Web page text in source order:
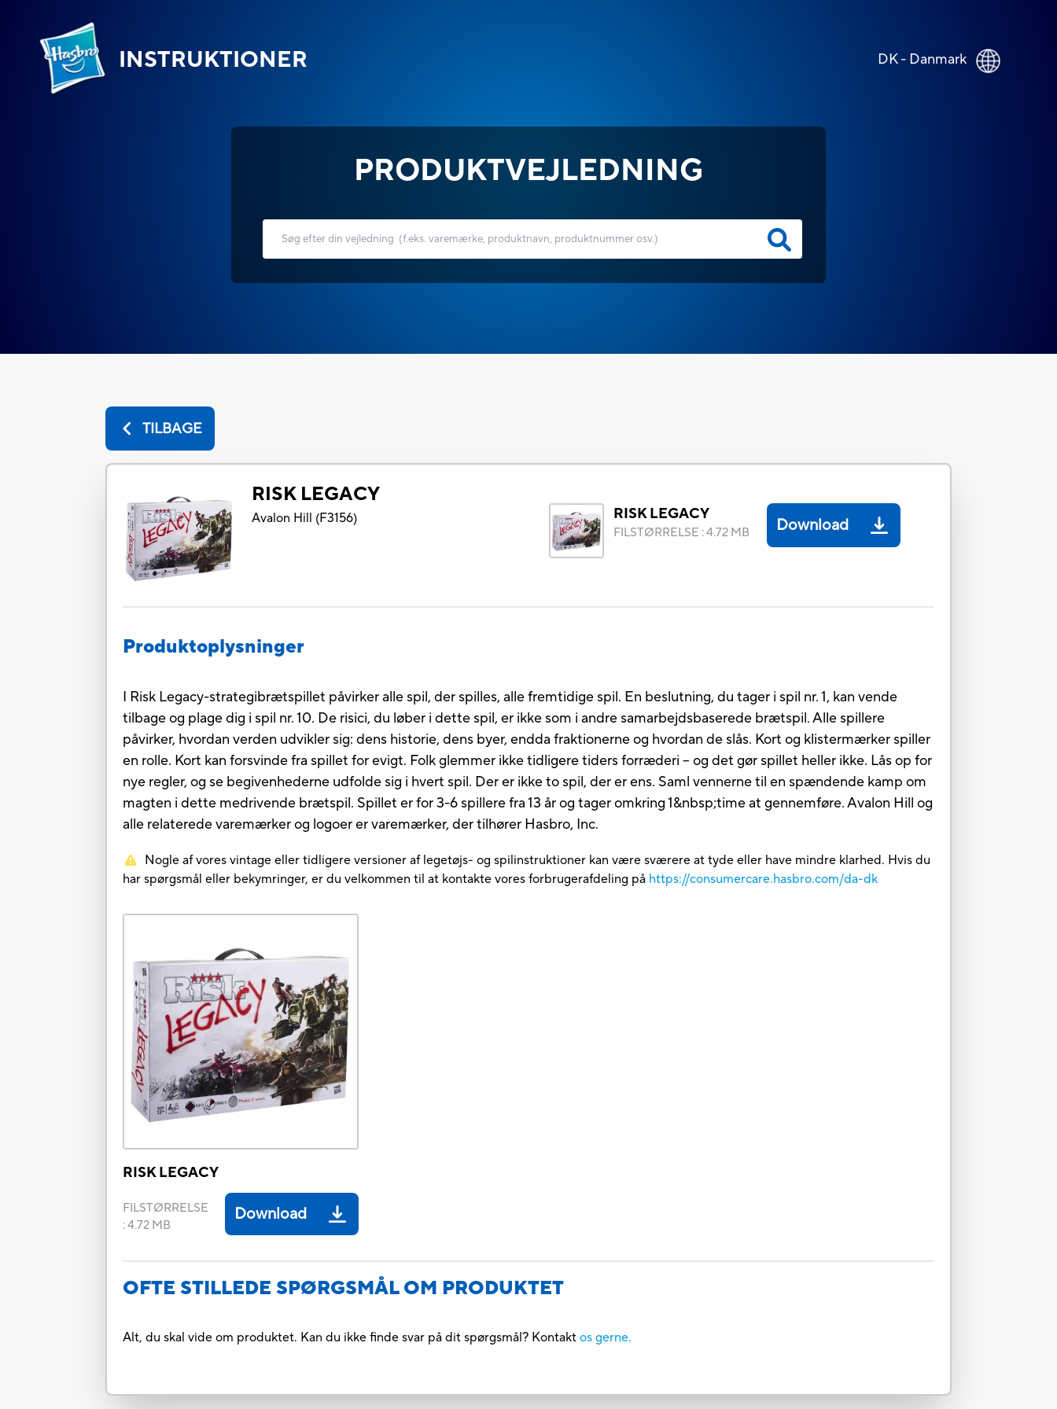
INSTRUKTIONER DK - Danmark
PRODUKTVEJLEDNING
TILBAGE
RISK LEGACY
Avalon Hill (F3156) RISK LEGACY
FILSTØRRELSE :4.72 MB Download
Produktoplysninger
I Risk Legacy-strategibrætspillet påvirker alle spil, der spilles, alle fremtidige spil. En beslutning, du tager i spil nr. 1, kan vende
tilbage og plage dig i spil nr. 10. De risici, du løber i dette spil, er ikke som i andre samarbejdsbaserede brætspil. Alle spillere
påvirker, hvordan verden udvikler sig: dens historie, dens byer, endda fraktionerne og hvordan de slås. Kort og klistermærker spiller
en rolle. Kort kan forsvinde fra spillet for evigt. Folk glemmer ikke tidligere tiders forræderi – og det gør spillet heller ikke. Lås op for
nye regler, og se begivenhederne udfolde sig i hvert spil. Der er ikke to spil, der er ens. Saml vennerne til en spændende kamp om
magten i dette medrivende brætspil. Spillet er for 3-6 spillere fra 13 år og tager omkring 1&nbsp;time at gennemføre. Avalon Hill og
alle relaterede varemærker og logoer er varemærker, der tilhører Hasbro, Inc.
Nogle af vores vintage eller tidligere versioner af legetøjs- og spilinstruktioner kan være sværere at tyde eller have mindre klarhed. Hvis du
har spørgsmål eller bekymringer, er du velkommen til at kontakte vores forbrugerafdeling på https://consumercare.hasbro.com/da-dk
RISK LEGACY
FILSTØRRELSE
:4.72 MB
Download
OFTE STILLEDE SPØRGSMÅL OM PRODUKTET
Alt, du skal vide om produktet. Kan du ikke finde svar på dit spørgsmål? Kontaktos gerne.